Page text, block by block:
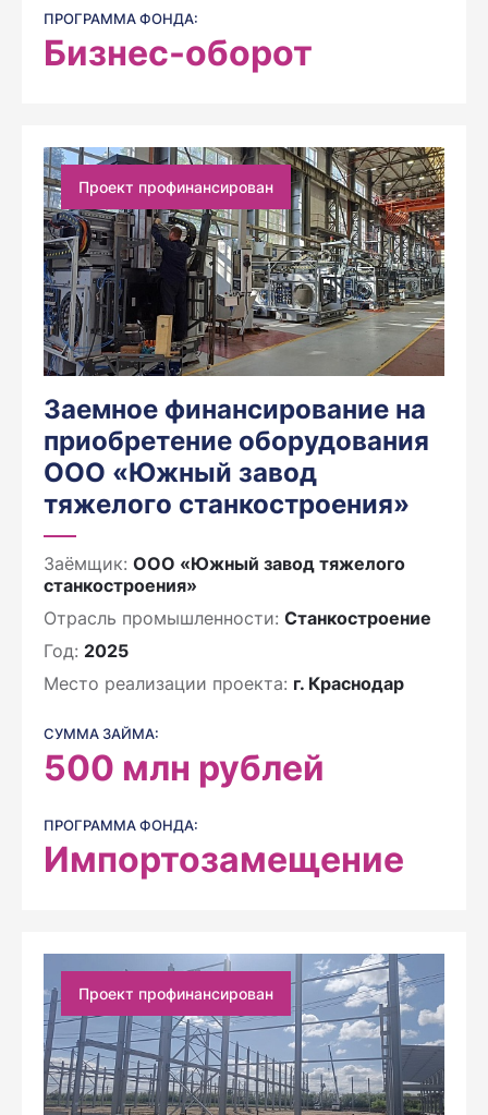
ПРОГРАММА ФОНДА:
Бизнес-оборот
Проект профинансирован
Заемное финансирование на
приобретение оборудования
ООО «Южный завод
тяжелого станкостроения»
Заёмщик: ООО «Южный завод тяжелого
станкостроения»
Отрасль промышленности: Станкостроение
Год: 2025
Место реализации проекта: г. Краснодар
СУММА ЗАЙМА:
500 млн рублей
ПРОГРАММА ФОНДА:
Импортозамещение
Проект профинансирован